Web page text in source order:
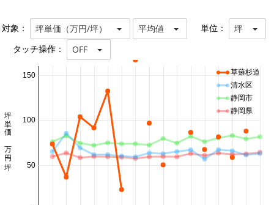
対象： 坪単価（万円/坪） 平均値 単位： 坪
タッチ操作： OFF
50
100
150
坪単価 万円/坪
草薙杉道
清水区
静岡市
静岡県